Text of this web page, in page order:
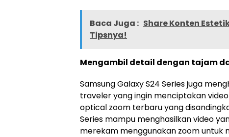
Baca Juga : Share Konten
Tipsnya!
Mengambil detail dengan tajam
Samsung Galaxy S24 Series juga
traveler yang ingin menciptakan
optical zoom terbaru yang
Series mampu menghasilkan video
merekam menggunakan zoom untuk